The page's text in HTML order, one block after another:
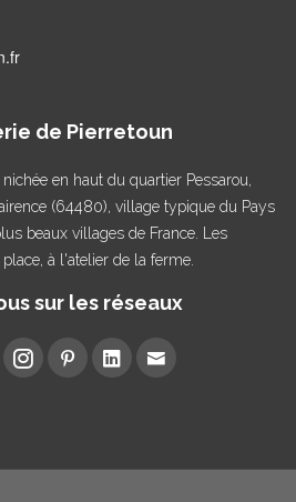
de Pierretoun
nichée en haut du quartier Pessarou,
(64480), village typique du Pays
beaux villages de France. Les
à l'atelier de la ferme.
sur les réseaux